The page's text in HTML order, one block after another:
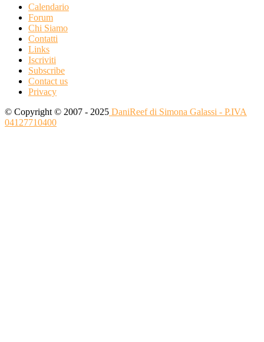
Calendario
Forum
Chi Siamo
Contatti
Links
Iscriviti
Subscribe
Contact us
Privacy
© Copyright © 2007 - 2025 DaniReef di Simona Galassi - P.IVA
04127710400